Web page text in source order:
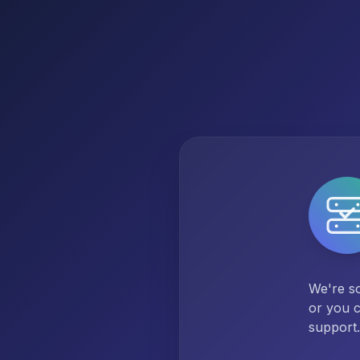
We're
or you
support.